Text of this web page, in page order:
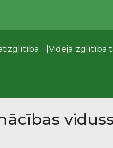
Vidējā izglītība